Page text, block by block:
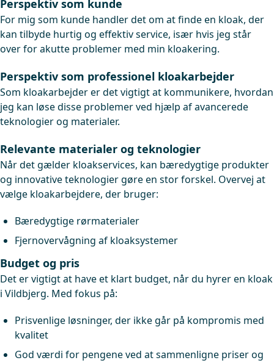
Perspektiv som kunde
For mig som kunde handler det om at finde en kloak, der
kan tilbyde hurtig og effektiv service, især hvis jeg står
over for akutte problemer med min kloakering.
Perspektiv som professionel kloakarbejder
Som kloakarbejder er det vigtigt at kommunikere, hvordan
jeg kan løse disse problemer ved hjælp af avancerede
teknologier og materialer.
Relevante materialer og teknologier
Når det gælder kloakservices, kan bæredygtige produkter
og innovative teknologier gøre en stor forskel. Overvej at
vælge kloakarbejdere, der bruger:
Bæredygtige rørmaterialer
Fjernovervågning af kloaksystemer
Budget og pris
Det er vigtigt at have et klart budget, når du hyrer en kloak
i Vildbjerg. Med fokus på:
Prisvenlige løsninger, der ikke går på kompromis med
kvalitet
God værdi for pengene ved at sammenligne priser og